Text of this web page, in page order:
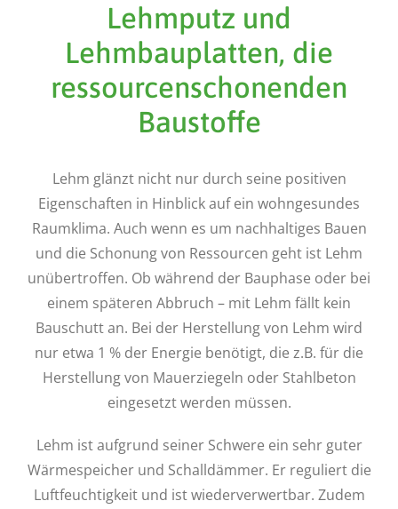
Lehmputz und
Lehmbauplatten, die
ressourcenschonenden
Baustoffe
Lehm glänzt nicht nur durch seine positiven
Eigenschaften in Hinblick auf ein wohngesundes
Raumklima. Auch wenn es um nachhaltiges Bauen
und die Schonung von Ressourcen geht ist Lehm
unübertroffen. Ob während der Bauphase oder bei
einem späteren Abbruch – mit Lehm fällt kein
Bauschutt an. Bei der Herstellung von Lehm wird
nur etwa 1 % der Energie benötigt, die z.B. für die
Herstellung von Mauerziegeln oder Stahlbeton
eingesetzt werden müssen.
Lehm ist aufgrund seiner Schwere ein sehr guter
Wärmespeicher und Schalldämmer. Er reguliert die
Luftfeuchtigkeit und ist wiederverwertbar. Zudem